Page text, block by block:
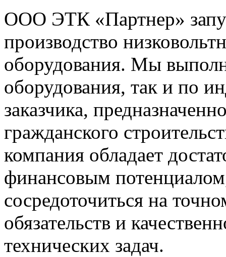
ООО ЭТК «Партнер»
производство
оборудования. Мы
оборудования, так и по
заказчика,
гражданского
компания обладает
финансовым
сосредоточиться на
обязательств и
технических задач.